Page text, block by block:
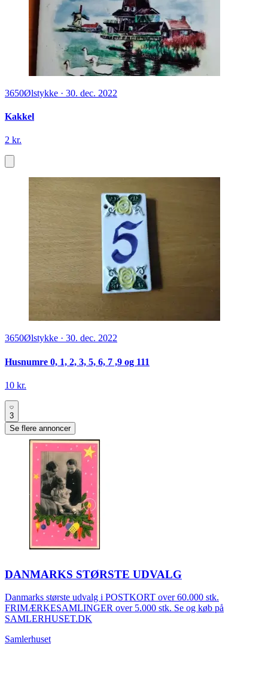
3650Ølstykke · 30. dec. 2022
Kakkel
2 kr.
3650Ølstykke · 30. dec. 2022
Husnumre 0, 1, 2, 3, 5, 6, 7 ,9 og 111
10 kr.
3
Se flere annoncer
DANMARKS STØRSTE UDVALG
Danmarks største udvalg i POSTKORT over 60.000 stk.
FRIMÆRKESAMLINGER over 5.000 stk. Se og køb på
SAMLERHUSET.DK
Samlerhuset